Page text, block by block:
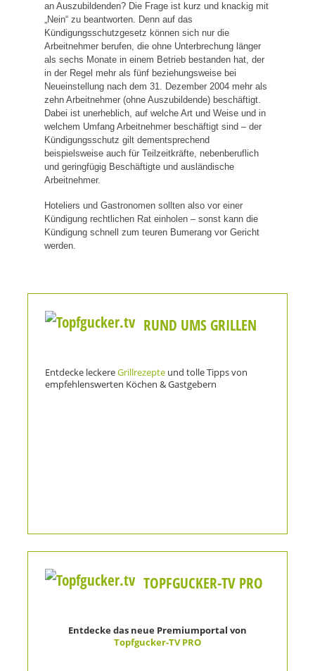
an Auszubildenden? Die Frage ist kurz und knackig mit
„Nein“ zu beantworten. Denn auf das
Kündigungsschutzgesetz können sich nur die
Arbeitnehmer berufen, die ohne Unterbrechung länger
als sechs Monate in einem Betrieb bestanden hat, der
in der Regel mehr als fünf beziehungsweise bei
Neueinstellung nach dem 31. Dezember 2004 mehr als
zehn Arbeitnehmer (ohne Auszubildende) beschäftigt.
Dabei ist unerheblich, auf welche Art und Weise und in
welchem Umfang Arbeitnehmer beschäftigt sind – der
Kündigungsschutz gilt dementsprechend
beispielsweise auch für Teilzeitkräfte, nebenberuflich
und geringfügig Beschäftigte und ausländische
Arbeitnehmer.
Hoteliers und Gastronomen sollten also vor einer
Kündigung rechtlichen Rat einholen – sonst kann die
Kündigung schnell zum teuren Bumerang vor Gericht
werden.
RUND UMS GRILLEN
Entdecke leckereGrillrezepte und tolle Tipps von
empfehlenswerten Köchen & Gastgebern
TOPFGUCKER-TV PRO
Entdecke das neue Premiumportal von
Topfgucker-TV PRO